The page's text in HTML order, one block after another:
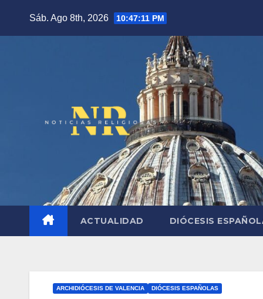
Sáb. Ago 8th, 2026 10:47:12 PM
ACTUALIDAD DIÓCESIS
ARCHIDIÓCESIS DE VALENCIA DIÓCESIS ESPAÑOLAS